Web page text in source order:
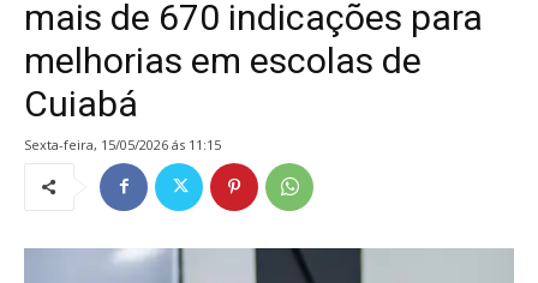
mais de 670 indicações para
melhorias em escolas de
Cuiabá
sexta-feira, 15/05/2026 ás 11:15